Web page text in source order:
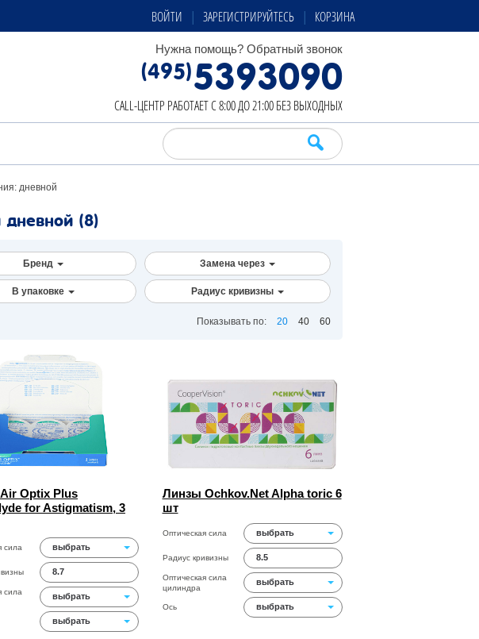
ВОЙТИ ЗАРЕГИСТРИРУЙТЕСЬ КОРЗИНА
Нужна помощь? Обратный звонок
(495)5393090
CALL-ЦЕНТР РАБОТАЕТ С 8:00 ДО 21:00 БЕЗ ВЫХОДНЫХ
дневной
(8)
Бренд Замена через
В упаковке Радиус кривизны
Показывать по: 20 40 60
Optix Plus
for Astigmatism, 3
сила выбрать
8.7
сила
выбрать
выбрать
Линзы Ochkov.Net Alpha toric 6
шт
Оптическая сила выбрать
Радиус кривизны 8.5
Оптическая сила
цилиндра
выбрать
Ось выбрать